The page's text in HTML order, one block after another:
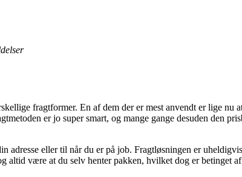
fragtformer. En af dem der er mest anvendt er lige nu
er jo super smart, og mange gange desuden den
adresse eller til når du er på job. Fragtløsningen er
altid være at du selv henter pakken, hvilket dog er betinget